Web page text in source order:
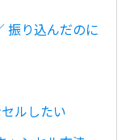
振り込んだのに
ルしたい